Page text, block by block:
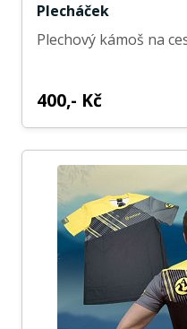
Plecháček
Plechový kámoš na
400,- Kč